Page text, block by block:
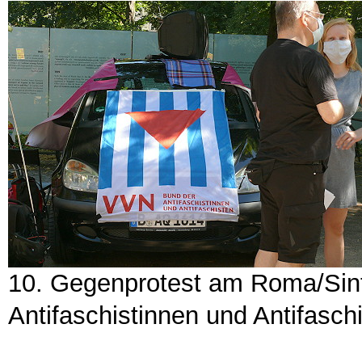
10. Gegenprotest am Roma/
Antifaschistinnen und